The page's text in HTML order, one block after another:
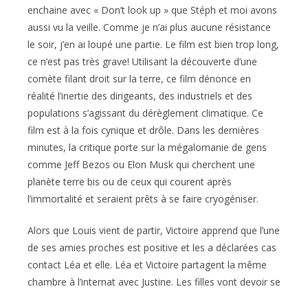
enchaine avec « Don’t look up » que Stéph et moi avons
aussi vu la veille. Comme je n’ai plus aucune résistance
le soir, j’en ai loupé une partie. Le film est bien trop long,
ce n’est pas très grave! Utilisant la découverte d’une
comète filant droit sur la terre, ce film dénonce en
réalité l’inertie des dirigeants, des industriels et des
populations s’agissant du dérèglement climatique. Ce
film est à la fois cynique et drôle. Dans les dernières
minutes, la critique porte sur la mégalomanie de gens
comme Jeff Bezos ou Elon Musk qui cherchent une
planète terre bis ou de ceux qui courent après
l’immortalité et seraient prêts à se faire cryogéniser.
Alors que Louis vient de partir, Victoire apprend que l’une
de ses amies proches est positive et les a déclarées cas
contact Léa et elle. Léa et Victoire partagent la même
chambre à l’internat avec Justine. Les filles vont devoir se